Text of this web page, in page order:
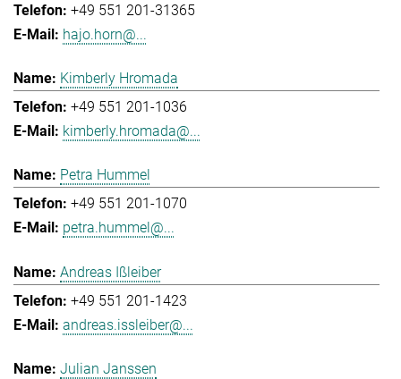
+49 551 201-31365
hajo.horn@...
Kimberly Hromada
+49 551 201-1036
kimberly.hromada@...
Petra Hummel
+49 551 201-1070
petra.hummel@...
Andreas Ißleiber
+49 551 201-1423
andreas.issleiber@...
Julian Janssen